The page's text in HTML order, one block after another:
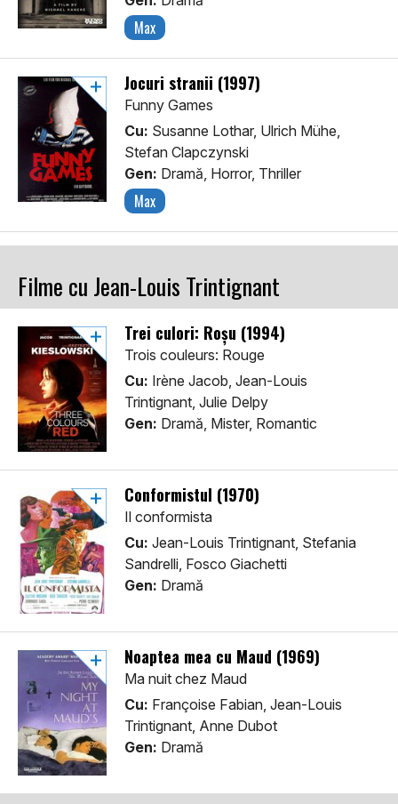
Max
Jocuri stranii (1997)
Funny Games
Cu: Susanne Lothar, Ulrich Mühe,
Stefan Clapczynski
Gen: Dramă, Horror, Thriller
Max
Filme cu Jean-Louis Trintignant
Trei culori: Roșu (1994)
Trois couleurs: Rouge
Cu: Irène Jacob, Jean-Louis
Trintignant, Julie Delpy
Gen: Dramă, Mister, Romantic
Conformistul (1970)
Il conformista
Cu: Jean-Louis Trintignant, Stefania
Sandrelli, Fosco Giachetti
Gen: Dramă
Noaptea mea cu Maud (1969)
Ma nuit chez Maud
Cu: Françoise Fabian, Jean-Louis
Trintignant, Anne Dubot
Gen: Dramă